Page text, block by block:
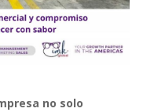
no solo